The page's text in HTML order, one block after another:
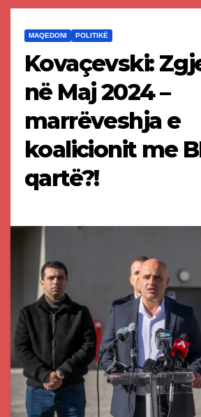
MAQEDONI POLITIKË
Kovaçevski:
në Maj 2024 –
marrëveshja e
koalicionit me
qartë?!